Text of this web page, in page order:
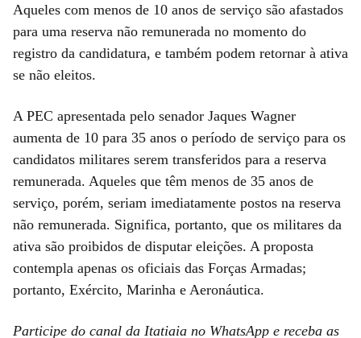
Aqueles com menos de 10 anos de serviço são afastados
para uma reserva não remunerada no momento do
registro da candidatura, e também podem retornar à ativa
se não eleitos.
A PEC apresentada pelo senador Jaques Wagner
aumenta de 10 para 35 anos o período de serviço para os
candidatos militares serem transferidos para a reserva
remunerada. Aqueles que têm menos de 35 anos de
serviço, porém, seriam imediatamente postos na reserva
não remunerada. Significa, portanto, que os militares da
ativa são proibidos de disputar eleições. A proposta
contempla apenas os oficiais das Forças Armadas;
portanto, Exército, Marinha e Aeronáutica.
Participe do canal da Itatiaia no WhatsApp e receba as